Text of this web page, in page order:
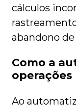
cálculos
abandono
Como a
Ao